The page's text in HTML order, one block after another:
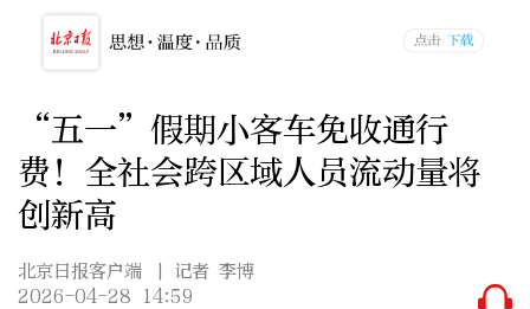
“五一”假期小客车免收通行
费！全社会跨区域人员流动量将
创新高
北京日报客户端
| 记者 李博
2026-04-28 14:59